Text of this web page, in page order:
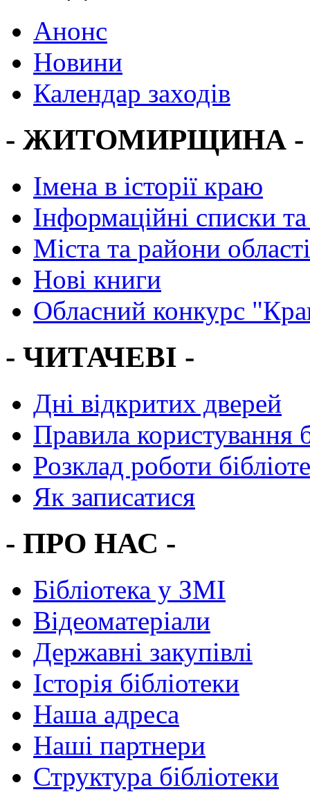
Анонс
Новини
Календар заходів
- ЖИТОМИРЩИНА -
Імена в історії краю
Інформаційні списки
Міста та райони області
Нові книги
Обласний конкурс
- ЧИТАЧЕВІ -
Дні відкритих дверей
Правила користування
Розклад роботи
Як записатися
- ПРО НАС -
Бібліотека у ЗМІ
Відеоматеріали
Державні закупівлі
Історія бібліотеки
Наша адреса
Наші партнери
Структура бібліотеки